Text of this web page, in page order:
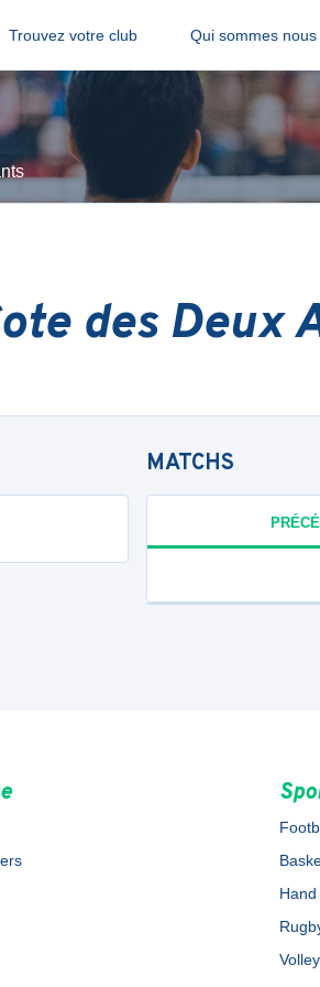
Trouvez votre club Qui sommes nous
des Deux
MATCHS
Hand
Volley